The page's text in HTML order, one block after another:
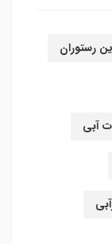
رستوران
آبی